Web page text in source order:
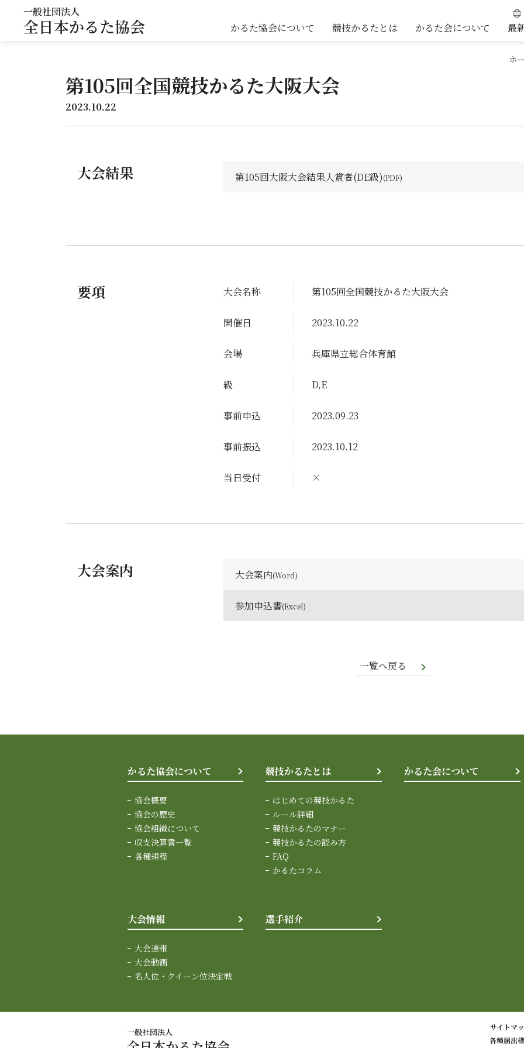
一般社団法人
全日本かるた協会 かるた協会について 競技かるたとは かるた会について 最
ホ
第105回全国競技かるた大阪大会
2023.10.22
大会結果 第105回大阪大会結果入賞者(DE級)
要項 大会名称 第105回全国競技かるた大阪大会
開催日 2023.10.22
会場 兵庫県立総合体育館
級 D,E
事前申込 2023.09.23
事前振込 2023.10.12
当日受付 ×
大会案内 大会案内
参加申込書
一覧へ戻る
かるた協会について
協会概要
協会の歴史
協会組織について
収支決算書一覧
各種規程
競技かるたとは
はじめての競技かるた
ルール詳細
競技かるたのマナー
競技かるたの読み方
FAQ
かるたコラム
かるた会について
大会情報
大会速報
大会動画
名人位・クイーン位決定戦
選手紹介
サイトマ
各種届出
一般社団法人